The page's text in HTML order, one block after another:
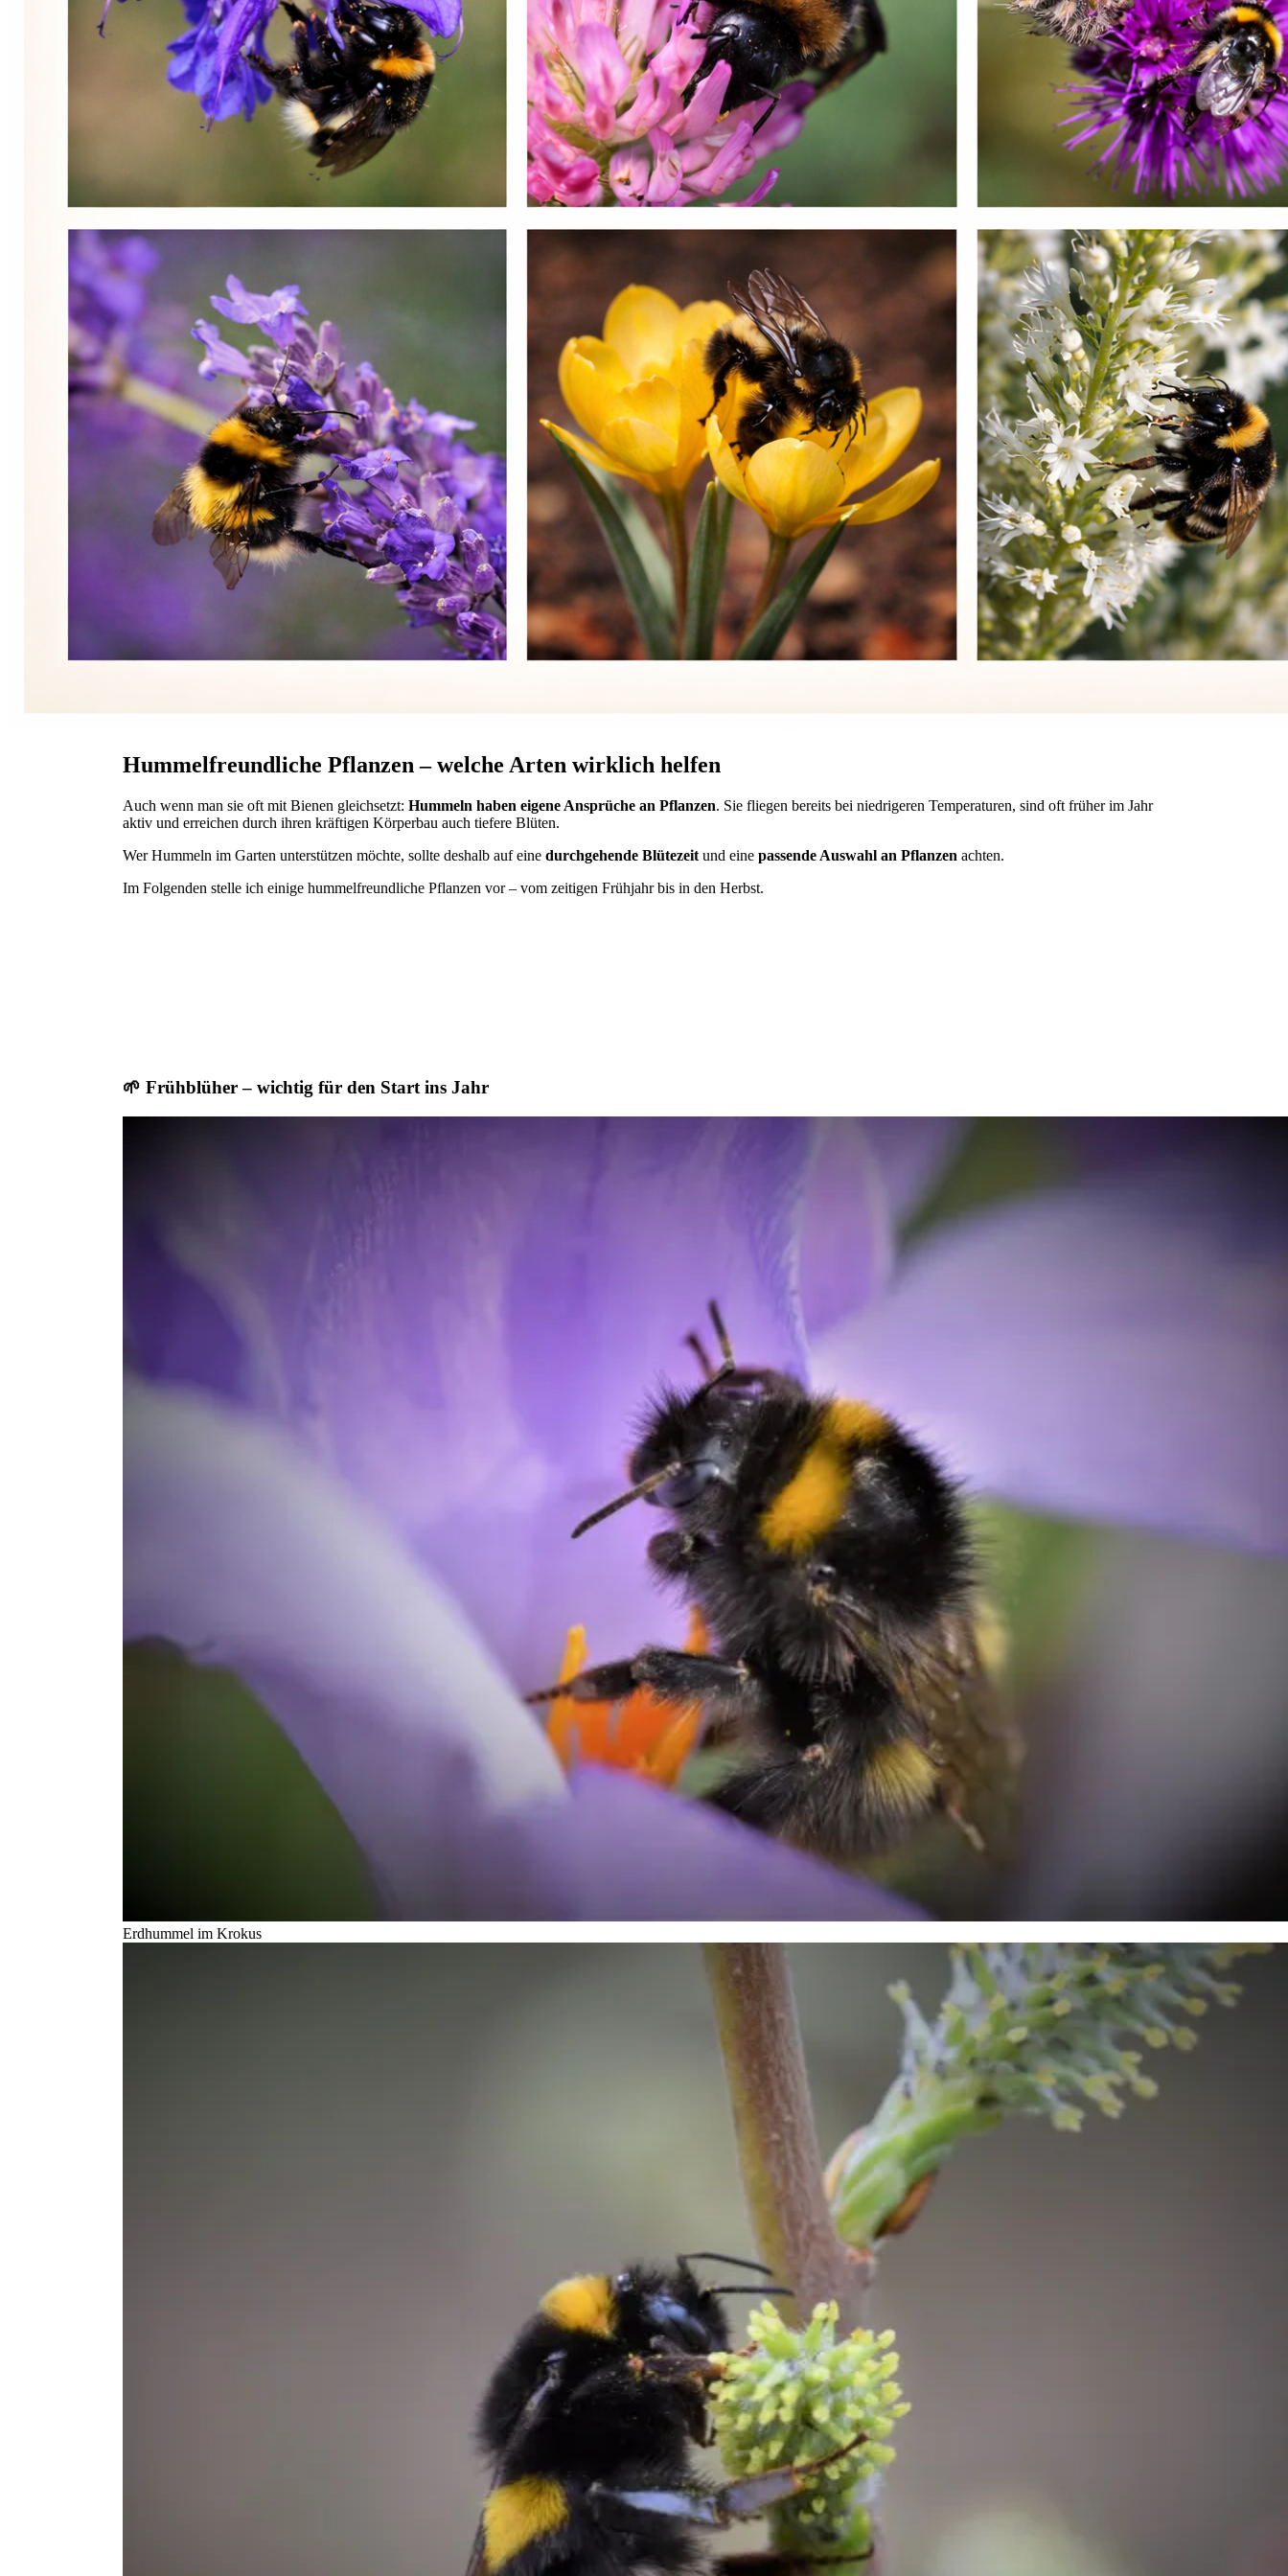
Hummelfreundliche Pflanzen – welche Arten wirklich helfen
Auch wenn man sie oft mit Bienen gleichsetzt: Hummeln haben eigene Ansprüche an Pflanzen. Sie fliegen bereits bei niedrigeren Temperaturen, sind oft früher im Jahr
aktiv und erreichen durch ihren kräftigen Körperbau auch tiefere Blüten.
Wer Hummeln im Garten unterstützen möchte, sollte deshalb auf eine durchgehende Blütezeit und eine passende Auswahl an Pflanzen achten.
Im Folgenden stelle ich einige hummelfreundliche Pflanzen vor – vom zeitigen Frühjahr bis in den Herbst.
🌱 Frühblüher – wichtig für den Start ins Jahr
Erdhummel im Krokus